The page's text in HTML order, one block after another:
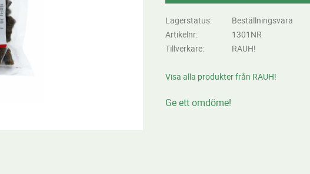
Lagerstatus
Beställningsvara
Artikelnr
1301NR
Tillverkare
RAUH!
Visa alla produkter från RAUH!
Ge ett omdöme!